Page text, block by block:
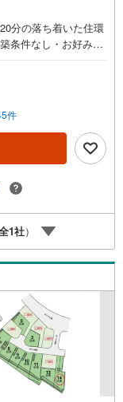
分の落ち着いた住環
条件なし・お好みの
の開放感ある売
ル会場には、ベビー
ております。 小さ
さい！資料請求、
合せください！スタ
のない情報を多数ご
時に他物件もご紹介
待ち合わせ、弊社へ
があれば周辺環
もご案内をいたしま
）八王子店 営業2課
件
1社）